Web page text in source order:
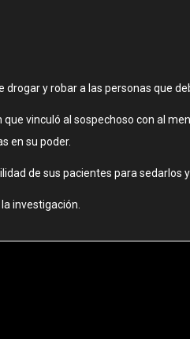
y robar a las personas que
vinculó al sospechoso con al
en su poder.
de sus pacientes para sedarlos
investigación.